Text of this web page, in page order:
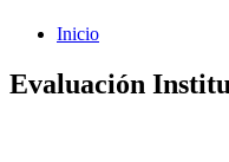
Inicio
Evaluación